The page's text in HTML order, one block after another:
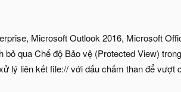
Microsoft Outlook 2016, Microsoft
qua Chế độ Bảo vệ (Protected View) trong
lý liên kết file:// với dấu chấm than để vượt